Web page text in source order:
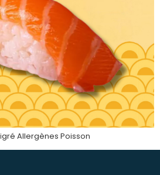
Allergènes Poisson